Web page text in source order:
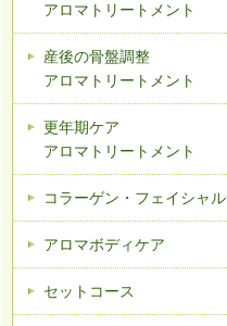
アロマトリートメント
産後の骨盤調整
アロマトリートメント
更年期ケア
アロマトリートメント
コラーゲン・フェイシャル
アロマボディケア
セットコース